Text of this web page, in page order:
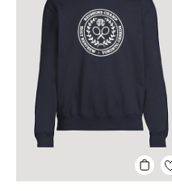
BRUNELLO CUCINELLI
BURBERRY
CANADA GOOSE
CARHARTT WIP
FEAR OF GOD ESSENTIALS